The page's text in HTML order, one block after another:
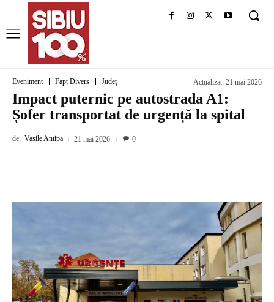
Eveniment Fapt Divers Judeţ Actualizat: 21 mai 2026
Impact puternic pe autostrada A1:
Șofer transportat de urgență la spital
de: Vasile Antipa 21 mai 2026 0